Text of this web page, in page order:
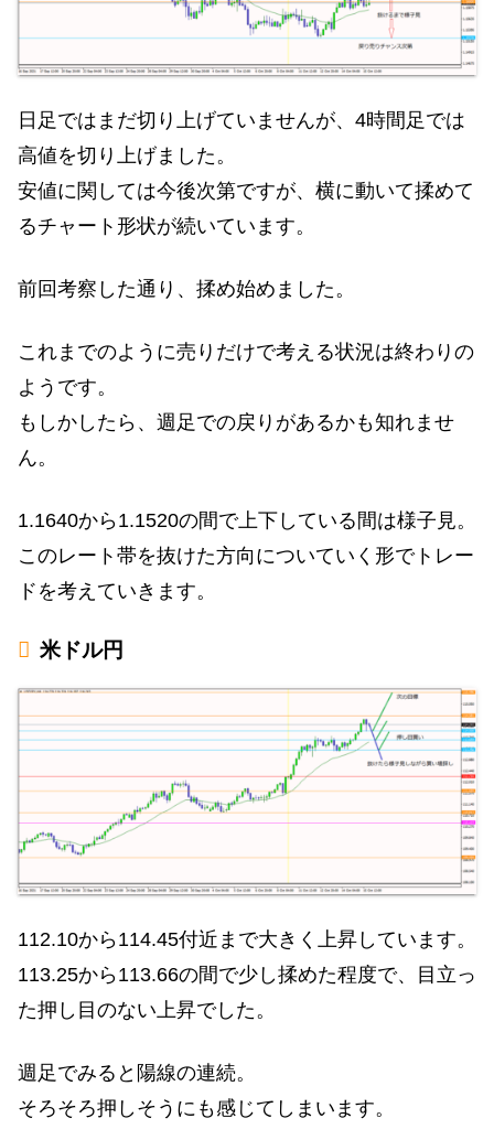
日足ではまだ切り上げていませんが、4時間足では
高値を切り上げました。
安値に関しては今後次第ですが、横に動いて揉めて
るチャート形状が続いています。
前回考察した通り、揉め始めました。
これまでのように売りだけで考える状況は終わりの
ようです。
もしかしたら、週足での戻りがあるかも知れませ
ん。
1.1640から1.1520の間で上下している間は様子見。
このレート帯を抜けた方向についていく形でトレー
ドを考えていきます。
米ドル円
112.10から114.45付近まで大きく上昇しています。
113.25から113.66の間で少し揉めた程度で、目立っ
た押し目のない上昇でした。
週足でみると陽線の連続。
そろそろ押しそうにも感じてしまいます。